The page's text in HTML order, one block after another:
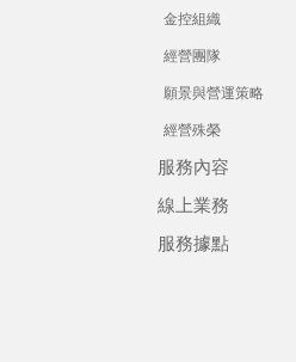
金控組織
經營團隊
願景與營運策略
經營殊榮
服務內容
線上業務
服務據點